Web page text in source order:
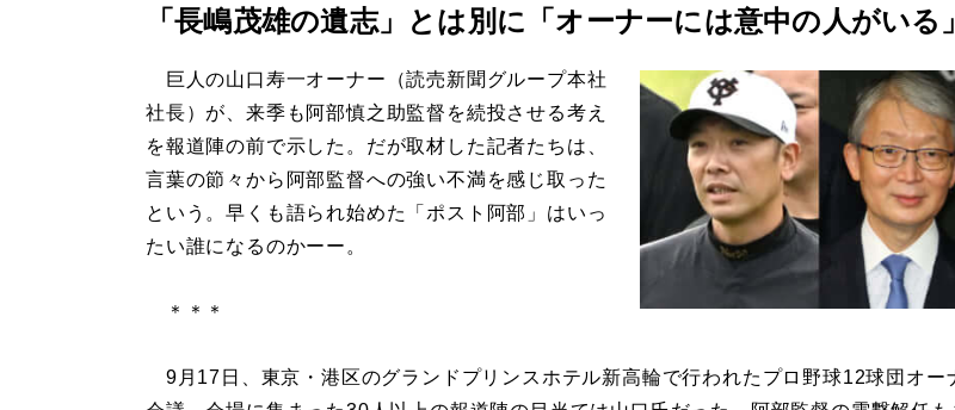
「長嶋茂雄の遺志」とは別に「オーナーには意中の人がいる」
巨人の山口寿一オーナー（読売新聞グループ本社
社長）が、来季も阿部慎之助監督を続投させる考え
を報道陣の前で示した。だが取材した記者たちは、
言葉の節々から阿部監督への強い不満を感じ取った
という。早くも語られ始めた「ポスト阿部」はいっ
たい誰になるのかーー。
＊＊＊
9月17日、東京・港区のグランドプリンスホテル新高輪で行われたプロ野球12球団オー